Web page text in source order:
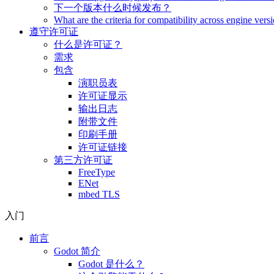
下一个版本什么时候发布？
What are the criteria for compatibility across engine
遵守许可证
什么是许可证？
需求
包含
演职员表
许可证显示
输出日志
附带文件
印刷手册
许可证链接
第三方许可证
FreeType
ENet
mbed TLS
入门
前言
Godot 简介
Godot 是什么？